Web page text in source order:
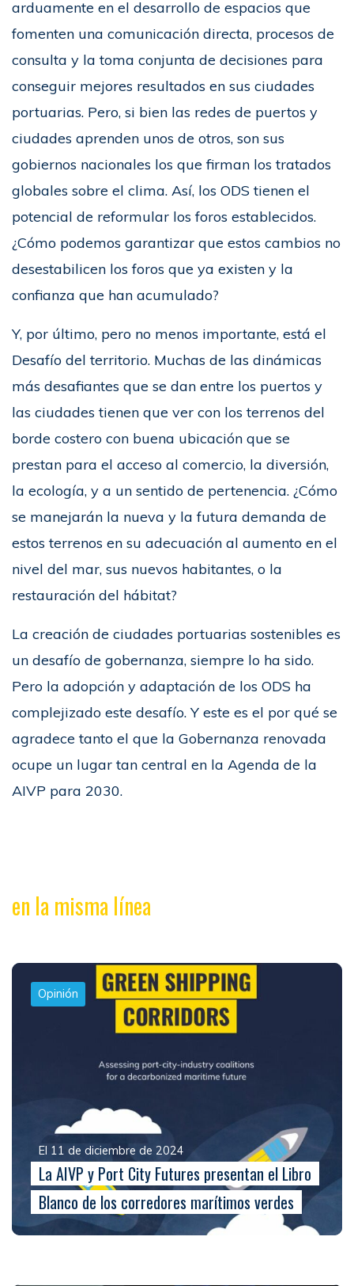
arduamente en el desarrollo de espacios que
fomenten una comunicación directa, procesos de
consulta y la toma conjunta de decisiones para
conseguir mejores resultados en sus ciudades
portuarias. Pero, si bien las redes de puertos y
ciudades aprenden unos de otros, son sus
gobiernos nacionales los que firman los tratados
globales sobre el clima. Así, los ODS tienen el
potencial de reformular los foros establecidos.
¿Cómo podemos garantizar que estos cambios no
desestabilicen los foros que ya existen y la
confianza que han acumulado?
Y, por último, pero no menos importante, está el
Desafío del territorio. Muchas de las dinámicas
más desafiantes que se dan entre los puertos y
las ciudades tienen que ver con los terrenos del
borde costero con buena ubicación que se
prestan para el acceso al comercio, la diversión,
la ecología, y a un sentido de pertenencia. ¿Cómo
se manejarán la nueva y la futura demanda de
estos terrenos en su adecuación al aumento en el
nivel del mar, sus nuevos habitantes, o la
restauración del hábitat?
La creación de ciudades portuarias sostenibles es
un desafío de gobernanza, siempre lo ha sido.
Pero la adopción y adaptación de los ODS ha
complejizado este desafío. Y este es el por qué se
agradece tanto el que la Gobernanza renovada
ocupe un lugar tan central en la Agenda de la
AIVP para 2030.
en la misma línea
Opinión
El 11 de diciembre de 2024
La AIVP y Port City Futures presentan el Libro
Blanco de los corredores marítimos verdes